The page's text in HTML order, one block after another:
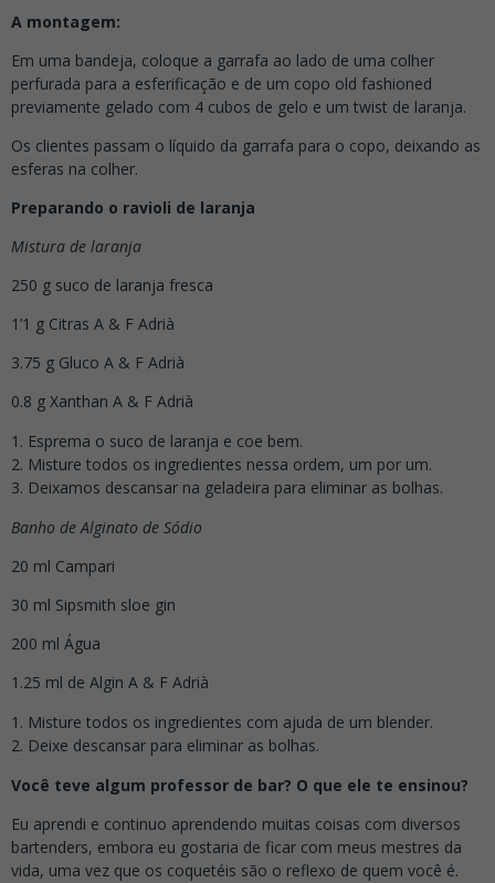
A montagem:
Em uma bandeja, coloque a garrafa ao lado de uma colher
perfurada para a esferificação e de um copo old fashioned
previamente gelado com 4 cubos de gelo e um twist de laranja.
Os clientes passam o líquido da garrafa para o copo, deixando as
esferas na colher.
Preparando o ravioli de laranja
Mistura de laranja
250 g suco de laranja fresca
1’1 g Citras A & F Adrià
3.75 g Gluco A & F Adrià
0.8 g Xanthan A & F Adrià
Esprema o suco de laranja e coe bem.
Misture todos os ingredientes nessa ordem, um por um.
Deixamos descansar na geladeira para eliminar as bolhas.
Banho de Alginato de Sódio
20 ml Campari
30 ml Sipsmith sloe gin
200 ml Água
1.25 ml de Algin A & F Adrià
Misture todos os ingredientes com ajuda de um blender.
Deixe descansar para eliminar as bolhas.
Você teve algum professor de bar? O que ele te ensinou?
Eu aprendi e continuo aprendendo muitas coisas com diversos
bartenders, embora eu gostaria de ficar com meus mestres da
vida, uma vez que os coquetéis são o reflexo de quem você é.